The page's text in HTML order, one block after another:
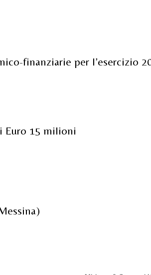
finanziarie per l’esercizio
Euro 15 milioni